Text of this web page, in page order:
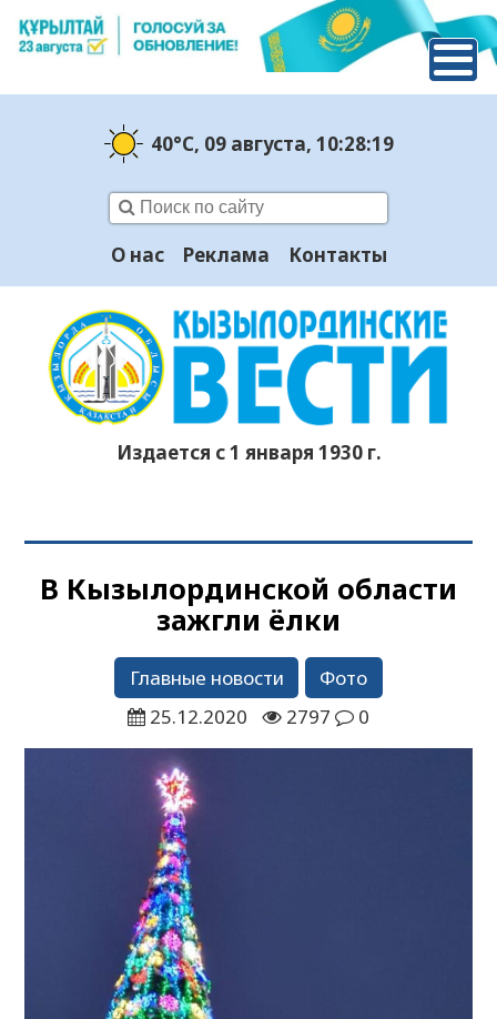
40°C, 09 августа, 10:28:20
О нас Реклама Контакты
Издается с 1 января 1930 г.
В Кызылординской области
зажгли ёлки
Главные новости
Фото
25.12.2020
2797 0